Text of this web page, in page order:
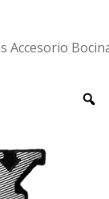
Accesorio